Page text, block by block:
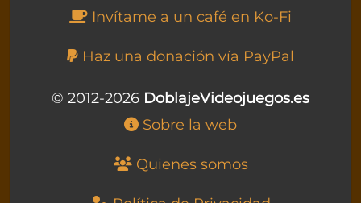
Invítame a un café en Ko-Fi
Haz una donación vía PayPal
© 2012-2026 DoblajeVideojuegos.es
Sobre la web
Quienes somos